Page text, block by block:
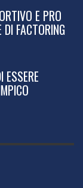
E PRO
DI FACTORING
ESSERE